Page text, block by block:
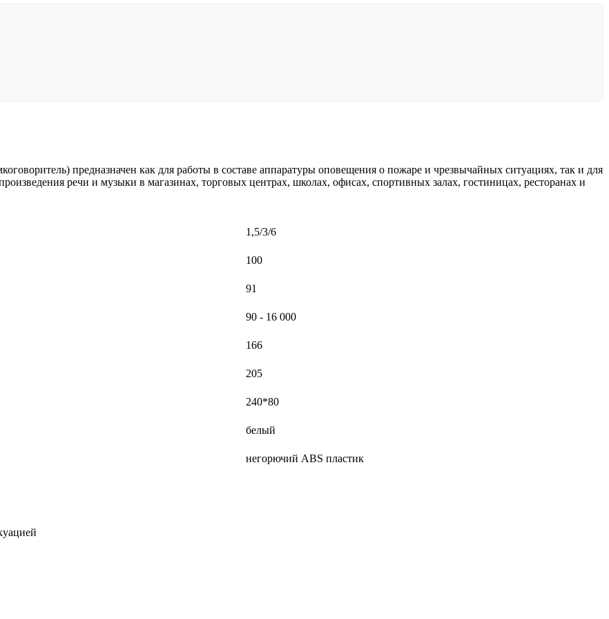
предназначен как для работы в составе аппаратуры оповещения о пожаре и чрезвычайных ситуациях, так и для
речи и музыки в магазинах, торговых центрах, школах, офисах, спортивных залах, гостиницах, ресторанах и
1,5/3/6
100
91
90 - 16 000
166
205
240*80
белый
негорючий ABS пластик